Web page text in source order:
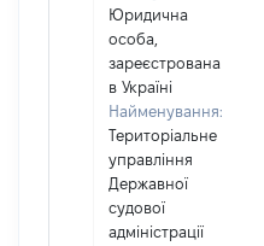
Юридична
особа,
зареєстрована
в Україні
Найменування:
Територіальне
управління
Державної
судової
адміністрації